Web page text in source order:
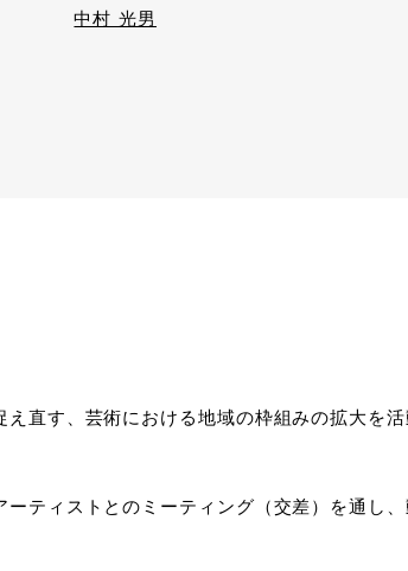
中村 光男
直す、芸術における地域の枠組みの拡大を
ティストとのミーティング（交差）を通し